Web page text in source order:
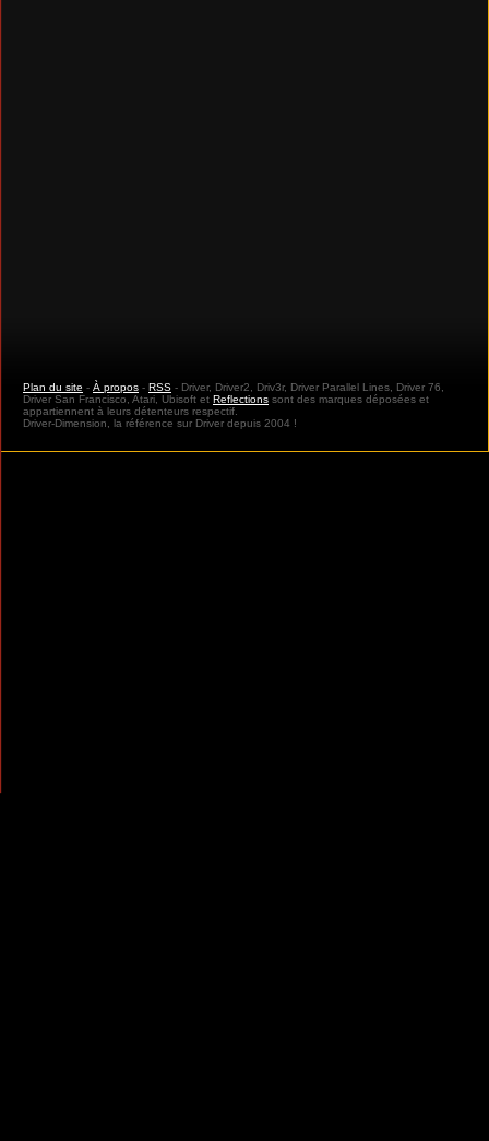
Plan du site - À propos - RSS - Driver, Driver2, Driv3r, Driver Parallel Lines, Driver 76,
Driver San Francisco, Atari, Ubisoft et Reflections sont des marques déposées et
appartiennent à leurs détenteurs respectif.
Driver-Dimension, la référence sur Driver depuis 2004 !